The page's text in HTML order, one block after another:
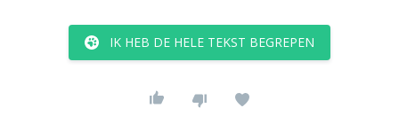
IK HEB DE HELE TEKST BEGREPEN